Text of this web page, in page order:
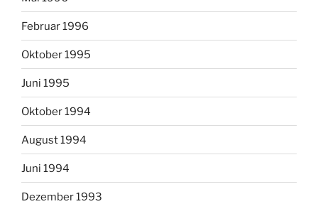
Februar 1996
Oktober 1995
Juni 1995
Oktober 1994
August 1994
Juni 1994
Dezember 1993